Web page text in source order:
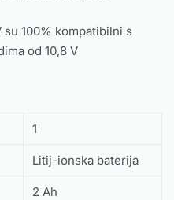
su 100% kompatibilni s
od 10,8 V
1
Litij-ionska baterija
2 Ah